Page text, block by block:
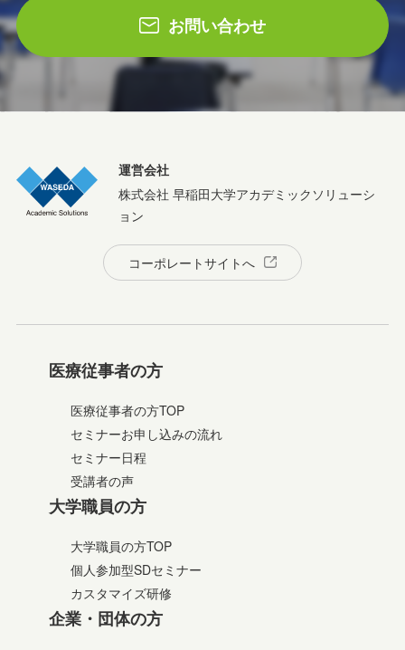
お問い合わせ
運営会社
株式会社 早稲田大学アカデミックソリューシ
ョン
コーポレートサイトへ
医療従事者の方
医療従事者の方TOP
セミナーお申し込みの流れ
セミナー日程
受講者の声
大学職員の方
大学職員の方TOP
個人参加型SDセミナー
カスタマイズ研修
企業・団体の方